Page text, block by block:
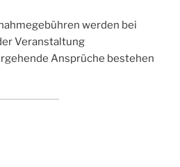
werden bei
Veranstaltung
Ansprüche bestehen